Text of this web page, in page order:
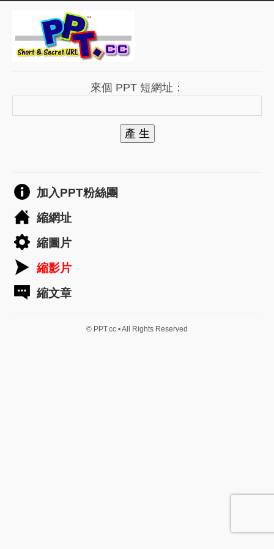
來個 PPT 短網址：
產 生
加入PPT粉絲團
縮網址
縮圖片
縮影片
縮文章
© PPT.cc • All Rights Reserved